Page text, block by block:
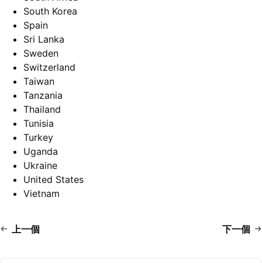
South Korea
Spain
Sri Lanka
Sweden
Switzerland
Taiwan
Tanzania
Thailand
Tunisia
Turkey
Uganda
Ukraine
United States
Vietnam
上一個 下一個